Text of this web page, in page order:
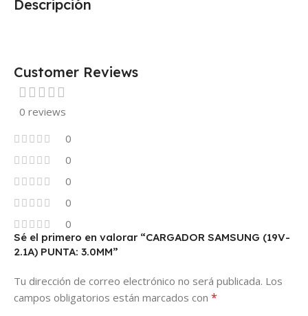
Descripción
Customer Reviews
0 reviews
0
0
0
0
0
Sé el primero en valorar “CARGADOR SAMSUNG (19V-
2.1A) PUNTA: 3.0MM”
Tu dirección de correo electrónico no será publicada. Los
campos obligatorios están marcados con *